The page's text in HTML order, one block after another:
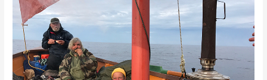
из
Мезени
Соловки:
Нижняя
Золотица